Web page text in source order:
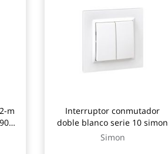
m
x
Interruptor conmutador
doble blanco serie 10 simon
Simon